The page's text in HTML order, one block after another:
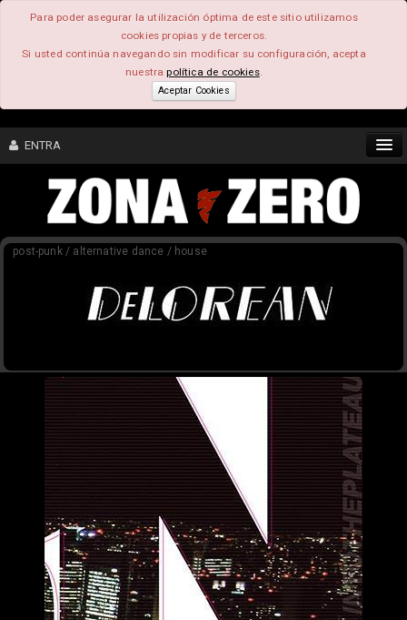
Para poder asegurar la utilización óptima de este sitio utilizamos
cookies propias y de terceros.
Si usted continúa navegando sin modificar su configuración, acepta
nuestrapolítica de cookies.
Aceptar Cookies
ENTRA
CONTENIDO
COMUNIDAD
FEEEDBACK
post-punk / alternative dance / house